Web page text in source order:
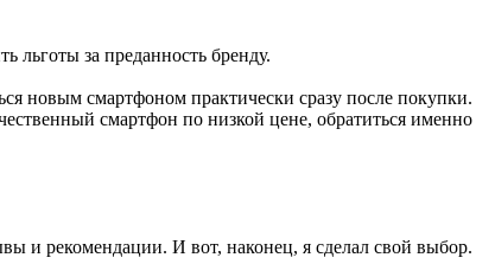
льготы за преданность бренду.
новым смартфоном практически сразу после покупки.
смартфон по низкой цене, обратиться именно
и рекомендации. И вот, наконец, я сделал свой выбор.